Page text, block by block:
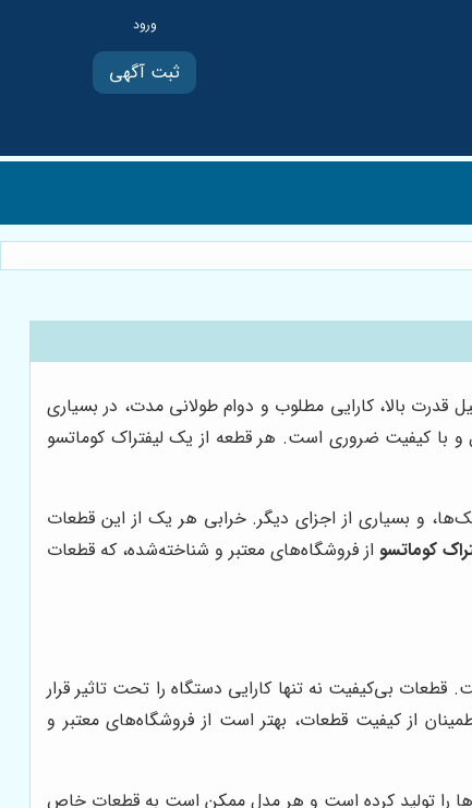
ثبت آگهی
بالا، کارایی مطلوب و دوام طولانی مدت، در بسیاری
و با کیفیت ضروری است. هر قطعه از یک لیفتراک کوماتسو
و بسیاری از اجزای دیگر. خرابی هر یک از این قطعات
کوماتسو از فروشگاه‌های معتبر و شناخته‌شده، که قطعات
بی‌کیفیت نه تنها کارایی دستگاه را تحت تاثیر قرار
از کیفیت قطعات، بهتر است از فروشگاه‌های معتبر و
را تولید کرده است و هر مدل ممکن است به قطعات خاص